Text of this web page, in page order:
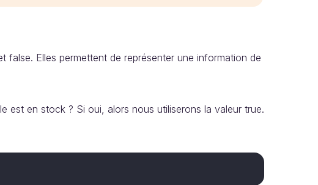
false. Elles permettent de représenter une information de
est en stock ? Si oui, alors nous utiliserons la valeur true.